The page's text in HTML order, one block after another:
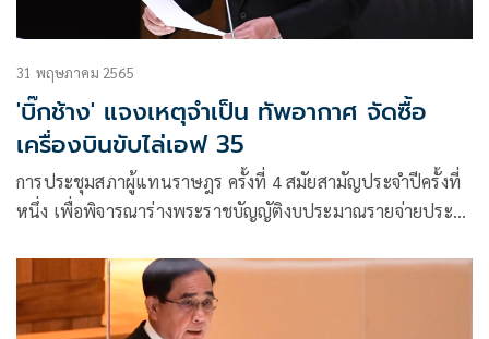
31 พฤษภาคม 2565
'บิ๊กช้าง' แจงเหตุจำเป็น ทัพอากาศ จัดซื้อ
เครื่องบินขับไล่เอฟ 35
การประชุมสภาผู้แทนราษฎร ครั้งที่ 4 สมัยสามัญประจำปีครั้งที่
หนึ่ง เพื่อพิจารณาร่างพระราชบัญญัติงบประมาณรายจ่ายประจำ